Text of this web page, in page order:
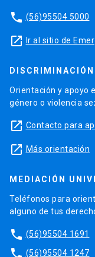
phone (56)95504 5000
launch Ir al sitio de
Orientación y apoyo
género o violencia
launch Contacto para
launch Más orientación
MEDIACIÓN
Teléfonos para
alguno de tus
phone (56)95504 1691
phone (56)95504 1247